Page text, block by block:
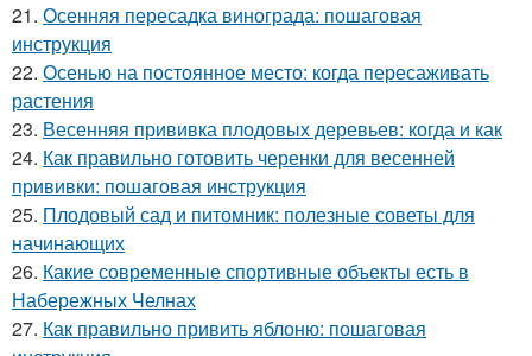
21. Осенняя пересадка винограда: пошаговая
инструкция
22. Осенью на постоянное место: когда пересаживать
растения
23. Весенняя прививка плодовых деревьев: когда и как
24. Как правильно готовить черенки для весенней
прививки: пошаговая инструкция
25. Плодовый сад и питомник: полезные советы для
начинающих
26. Какие современные спортивные объекты есть в
Набережных Челнах
27. Как правильно привить яблоню: пошаговая